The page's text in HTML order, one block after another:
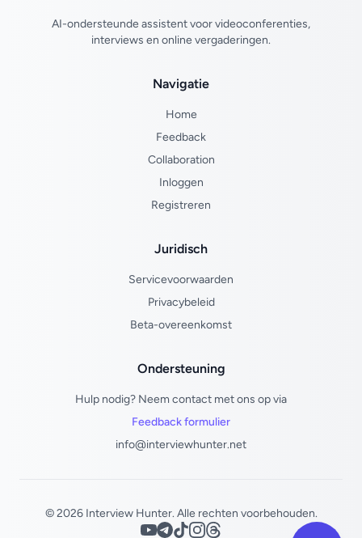
AI-ondersteunde assistent voor videoconferenties,
interviews en online vergaderingen.
Navigatie
Home
Feedback
Collaboration
Inloggen
Registreren
Juridisch
Servicevoorwaarden
Privacybeleid
Beta-overeenkomst
Ondersteuning
Hulp nodig? Neem contact met ons op via
Feedback formulier
info@interviewhunter.net
© 2026 Interview Hunter. Alle rechten voorbehouden.